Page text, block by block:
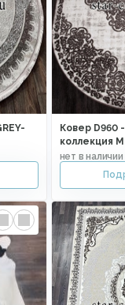
Ковер D960
коллекция